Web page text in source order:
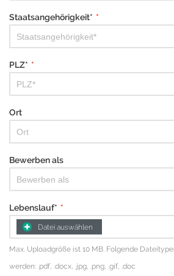
Staatsangehörigkeit* *
PLZ* *
Ort
Bewerben als
Lebenslauf* *
Datei auswählen
Max. Uploadgröße ist 10 MB. Folgende
werden: .pdf, .docx, .jpg, .png, .gif, .doc